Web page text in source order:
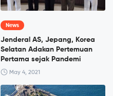
News
Jenderal AS, Jepang, Korea
Selatan Adakan Pertemuan
Pertama sejak Pandemi
May 4, 2021